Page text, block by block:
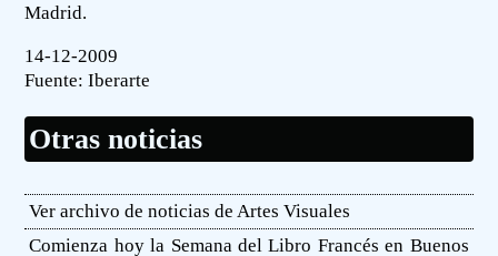
Madrid.
14-12-2009
Fuente:Iberarte
Otras noticias
Ver archivo de noticias de Artes Visuales
Comienza hoy la Semana del Libro Francés en Buenos